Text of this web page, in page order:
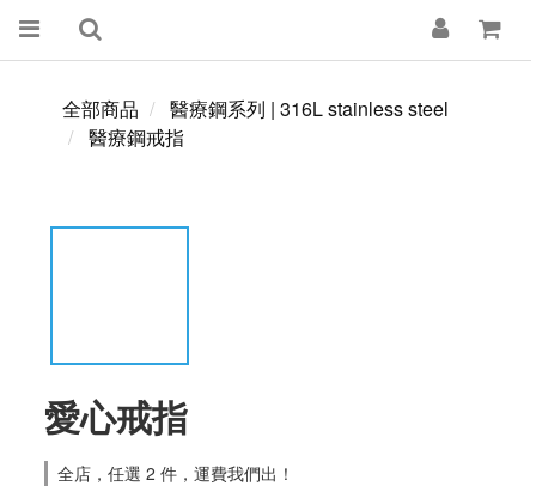
全部商品
醫療鋼系列 | 316L stainless steel
醫療鋼戒指
愛心戒指
全店，任選 2 件，運費我們出！